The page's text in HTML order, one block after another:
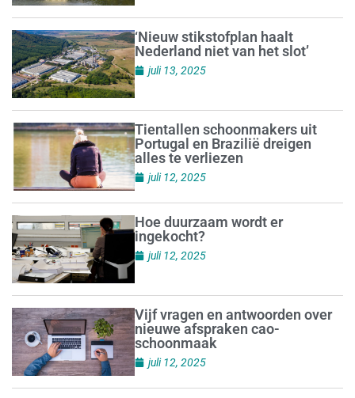
‘Nieuw stikstofplan haalt
Nederland niet van het slot’
juli 13, 2025
Tientallen schoonmakers uit
Portugal en Brazilië dreigen
alles te verliezen
juli 12, 2025
Hoe duurzaam wordt er
ingekocht?
juli 12, 2025
Vijf vragen en antwoorden over
nieuwe afspraken cao-
schoonmaak
juli 12, 2025